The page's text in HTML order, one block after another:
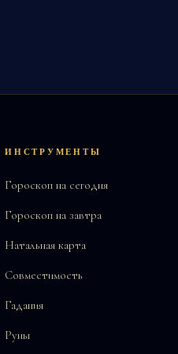
ИНСТРУМЕНТЫ
Гороскоп на сегодня
Гороскоп на завтра
Натальная карта
Совместимость
Гадания
Руны